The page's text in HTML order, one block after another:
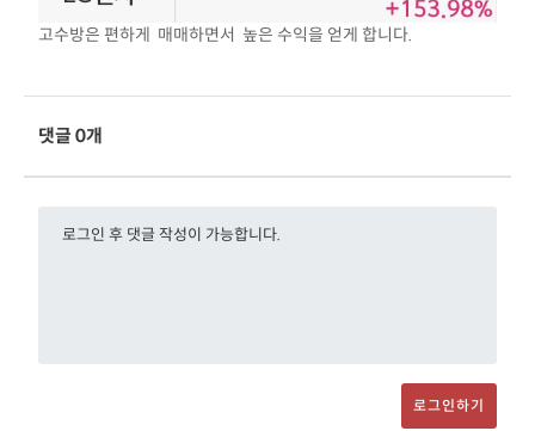
고수방은 편하게 매매하면서 높은 수익을 얻게 합니다.
댓글 0개
로그인하기